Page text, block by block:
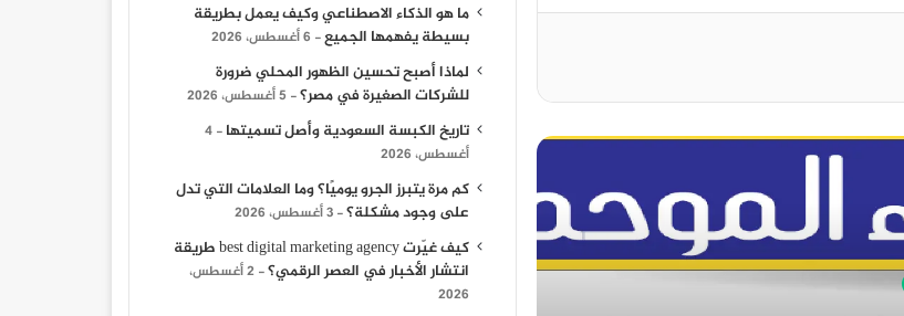
ما هو الذكاء الاصطناعي وكيف يعمل بطريقة
بسيطة يفهمها الجميع
6 أغسطس، 2026
لماذا أصبح تحسين الظهور المحلي ضرورة
للشركات الصغيرة في مصر؟
5 أغسطس، 2026
تاريخ الكبسة السعودية وأصل تسميتها
4
أغسطس، 2026
كم مرة يتبرز الجرو يوميًا؟ وما العلامات التي تدل
على وجود مشكلة؟
3 أغسطس، 2026
كيف غيّرت best digital marketing agency طريقة
انتشار الأخبار في العصر الرقمي؟
2 أغسطس،
2026